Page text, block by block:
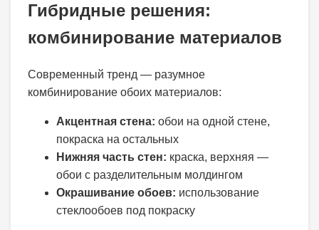
Гибридные решения:
комбинирование материалов
Современный тренд — разумное
комбинирование обоих материалов:
Акцентная стена: обои на одной стене,
покраска на остальных
Нижняя часть стен: краска, верхняя —
обои с разделительным молдингом
Окрашивание обоев: использование
стеклообоев под покраску